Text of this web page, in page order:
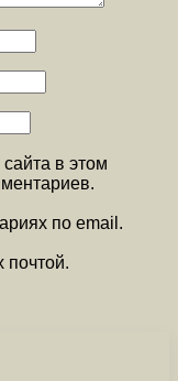
в этом
по email.
почтой.